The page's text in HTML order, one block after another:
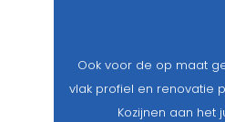
Ook voor de op maat
vlak profiel en renovatie
Kozijnen aan het